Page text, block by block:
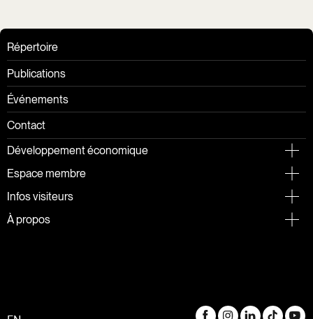
Répertoire
Publications
Événements
Contact
Développement économique
Espace membre
Infos visiteurs
À propos